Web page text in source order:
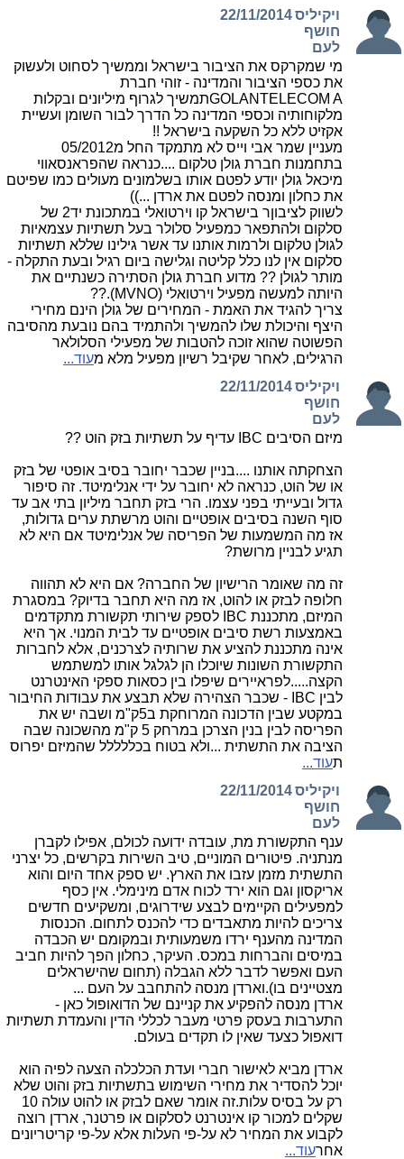
ויקיליס
חושף
לעם
22/11/2014
מי שמקרקס את הציבור בישראל וממשיך לסחוט ולעשוק
את כספי הציבור והמדינה - זוהי חברת
GOLANTELECOM Aתמשיך לגרוף מיליונים ובקלות
מלקוחותיה וכספי המדינה כל הדרך לבור השומן ועשיית
אקזיט ללא כל השקעה בישראל !!
מעניין שמר אבי וייס לא מתמקד החל מ05/2012
בתחמנות חברת גולן טלקום ....כנראה שהפראנסאווי
מיכאל גולן יודע לפטם אותו בשלמונים מעולים כמו שפיטם
את כחלון ומנסה לפטם את ארדן ...))
לשווק לציבוןר בישראל קו וירטואלי במתכונת יד2 של
סלקום ולהתפאר כמפעיל סלולר בעל תשתיות עצמאיות
לגולן טלקום ולרמות אותנו עד אשר גילינו שללא תשתיות
סלקום אין לנו כלל קליטה וגלישה ביום רגיל ובעת התקלה -
מותר לגולן ?? מדוע חברת גולן הסתירה כשנתיים את
היותה למעשה מפעיל וירטואלי (MVNO).??
צריך להגיד את האמת - המחירים של גולן הינם מחירי
היצף והיכולת שלו להמשיך ולהתמיד בהם נובעת מהסיבה
הפשוטה שהוא זוכה להטבות של מפעילי הסלולאר
הרגילים, לאחר שקיבל רשיון מפעיל מלא מעוד...
ויקיליס
חושף
לעם
22/11/2014
מיזם הסיבים IBC עדיף על תשתיות בזק הוט ??
הצחקתה אותנו ....בניין שכבר יחובר בסיב אופטי של בזק
או של הוט, כנראה לא יחובר על ידי אנלימיטד. זה סיפור
גדול ובעייתי בפני עצמו. הרי בזק תחבר מיליון בתי אב עד
סוף השנה בסיבים אופטיים והוט מרשתת ערים גדולות,
אז מה המשמעות של הפריסה של אנלימיטד אם היא לא
תגיע לבניין מרושת?
זה מה שאומר הרישיון של החברה? אם היא לא תהווה
חלופה לבזק או להוט, אז מה היא תחבר בדיוק? במסגרת
המיזם, מתכננת IBC לספק שירותי תקשורת מתקדמים
באמצעות רשת סיבים אופטיים עד לבית המנוי. אך היא
אינה מתכננת להציע את שרותיה לצרכנים, אלא לחברות
התקשורת השונות שיוכלו הן לגלגל אותו למשתמש
הקצה.....לפראיירים שיפלו בין כסאות ספקי האינטרנט
לבין IBC - שכבר הצהירה שלא תבצע את עבודות החיבור
במקטע שבין הדכונה המרוחקת ב5ק"מ ושבה יש את
הפריסה לבין בנין הצרכן במרחק 5 ק"מ מהשכונה שבה
הציבה את התשתית ...ולא בטוח בכללללל שהמיזם יפרוס
תעוד...
ויקיליס
חושף
לעם
22/11/2014
ענף התקשורת מת, עובדה ידועה לכולם, אפילו לקברן
מנתניה. פיטורים המוניים, טיב השירות בקרשים, כל יצרני
התשתית מזמן עזבו את הארץ. יש ספק אחד היום והוא
אריקסון וגם הוא ירד לכוח אדם מינימלי. אין כסף
למפעילים הקיימים לבצע שידרוגים, ומשקיעים חדשים
צריכים להיות מתאבדים כדי להכנס לתחום. הכנסות
המדינה מהענף ירדו משמעותית ובמקומם יש הכבדה
במיסים והברחות במכס. העיקר, כחלון הפך להיות חביב
העם ואפשר לדבר ללא הגבלה (תחום שהישראלים
מצטיינים בו).וארדן מנסה להתחבב על העם ...
ארדן מנסה להפקיע את קניינם של הדואופול כאן -
התערבות בעסק פרטי מעבר לכללי הדין והעמדת תשתיות
דואפול כצעד שאין לו תקדים בעולם.
ארדן מביא לאישור חברי ועדת הכלכלה הצעה לפיה הוא
יוכל להסדיר את מחירי השימוש בתשתיות בזק והוט שלא
רק על בסיס עלות.זה אומר שאם לבזק או להוט עולה 10
שקלים למכור קו אינטרנט לסלקום או פרטנר, ארדן רוצה
לקבוע את המחיר לא על-פי העלות אלא על-פי קריטריונים
אחרעוד...